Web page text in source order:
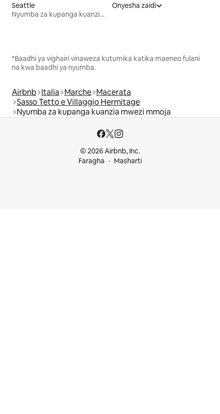
Seattle
Nyumba za kupanga kuanzia mwezi mmoja
Onyesha zaidi
*Baadhi ya vighairi vinaweza kutumika katika maeneo fulani
na kwa baadhi ya nyumba.
Airbnb Italia Marche Macerata
Sasso Tetto e Villaggio Hermitage
Nyumba za kupanga kuanzia mwezi mmoja
© 2026 Airbnb, Inc.
Faragha
Masharti